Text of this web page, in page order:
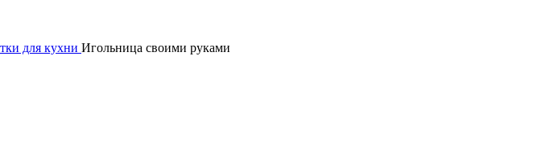
для кухни Игольница своими руками